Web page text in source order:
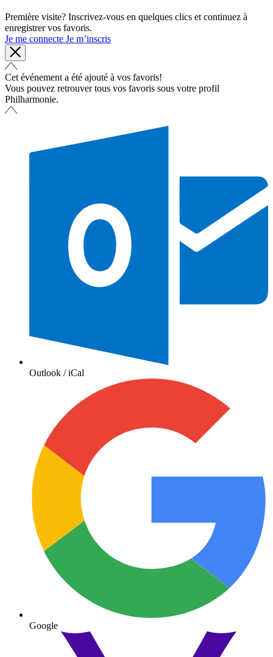
Première visite? Inscrivez-vous en quelques clics et continuez à
enregistrer vos favoris.
Je me connecte Je m’inscris
Cet événement a été ajouté à vos favoris!
Vous pouvez retrouver tous vos favoris sous votre profil
Philharmonie.
Outlook / iCal
Google